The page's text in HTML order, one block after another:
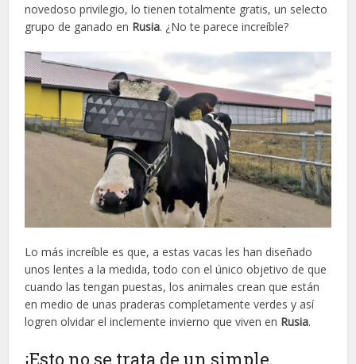
novedoso privilegio, lo tienen totalmente gratis, un selecto
grupo de ganado en Rusia. ¿No te parece increíble?
Lo más increíble es que, a estas vacas les han diseñado
unos lentes a la medida, todo con el único objetivo de que
cuando las tengan puestas, los animales crean que están
en medio de unas praderas completamente verdes y así
logren olvidar el inclemente invierno que viven en Rusia.
¡Esto no se trata de un simple